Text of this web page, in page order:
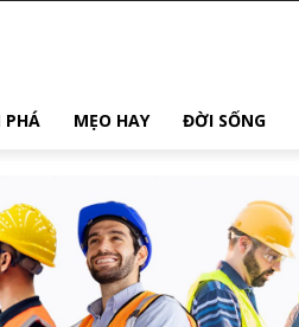
PHÁ MẸO HAY ĐỜI SỐNG